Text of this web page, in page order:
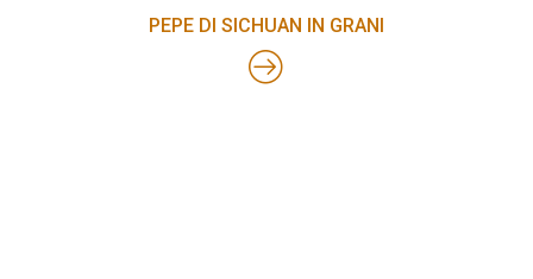
PEPE DI SICHUAN IN GRANI